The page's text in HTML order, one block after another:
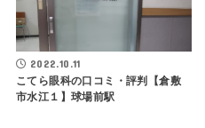
2022.10.11
こてら眼科の口コミ・評判【倉敷
市水江１】球場前駅